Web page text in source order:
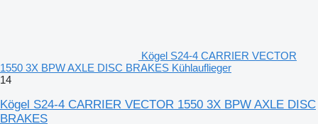
Kögel S24-4 CARRIER VECTOR
1550 3X BPW AXLE DISC BRAKES Kühlauflieger
14
Kögel S24-4 CARRIER VECTOR 1550 3X BPW AXLE DISC
BRAKES